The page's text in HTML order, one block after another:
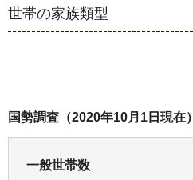
世帯の家族類型
国勢調査（2020年10月1日現在）
一般世帯数